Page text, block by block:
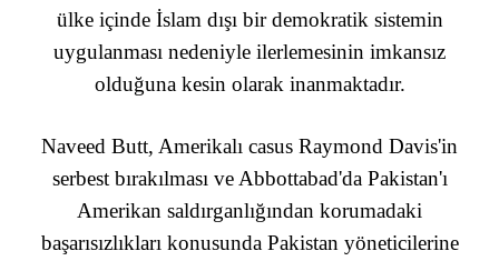
ülke içinde İslam dışı bir demokratik sistemin
uygulanması nedeniyle ilerlemesinin imkansız
olduğuna kesin olarak inanmaktadır.
Naveed Butt, Amerikalı casus Raymond Davis'in
serbest bırakılması ve Abbottabad'da Pakistan'ı
Amerikan saldırganlığından korumadaki
başarısızlıkları konusunda Pakistan yöneticilerine